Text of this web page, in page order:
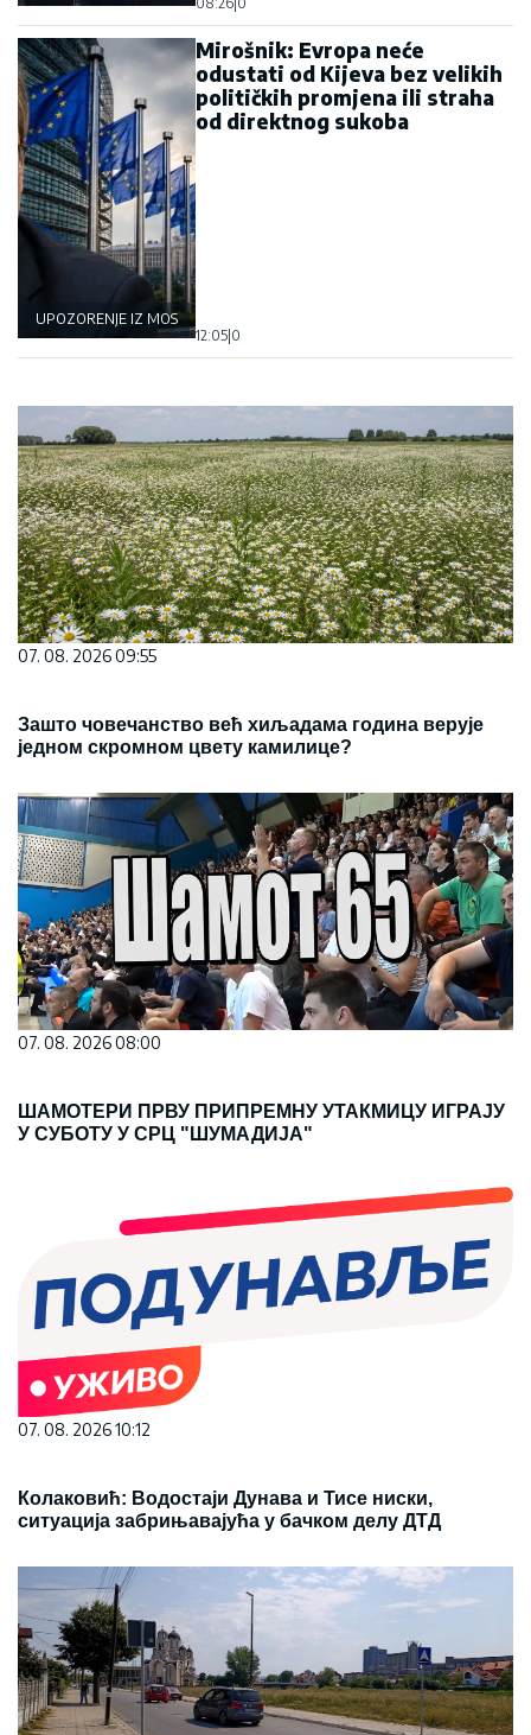
UPOZORENJE IZ MOSKVE
Mirošnik: Evropa neće
odustati od Kijeva bez velikih
političkih promjena ili straha
od direktnog sukoba
12:05 0
07. 08. 2026 09:55
Зашто човечанство већ хиљадама година верује
једном скромном цвету камилице?
07. 08. 2026 08:00
ШАМОТЕРИ ПРВУ ПРИПРЕМНУ УТАКМИЦУ ИГРАЈУ
У СУБОТУ У СРЦ "ШУМАДИЈА"
07. 08. 2026 10:12
Колаковић: Водостаји Дунава и Тисе ниски,
ситуација забрињавајућа у бачком делу ДТД